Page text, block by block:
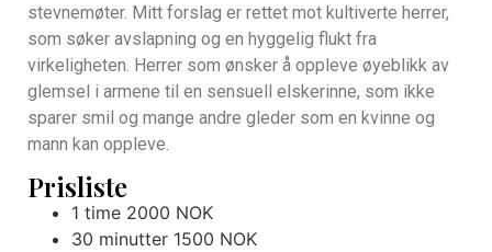
stevnemøter. Mitt forslag er rettet mot kultiverte herrer,
som søker avslapning og en hyggelig flukt fra
virkeligheten. Herrer som ønsker å oppleve øyeblikk av
glemsel i armene til en sensuell elskerinne, som ikke
sparer smil og mange andre gleder som en kvinne og
mann kan oppleve.
Prisliste
1 time 2000 NOK
30 minutter 1500 NOK